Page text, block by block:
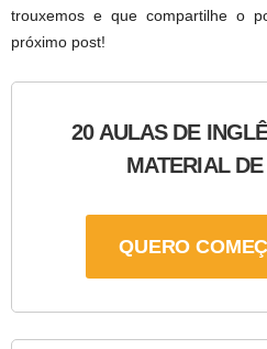
trouxemos e que compartilhe o
próximo post!
20 AULAS DE
MATERIAL
QUERO